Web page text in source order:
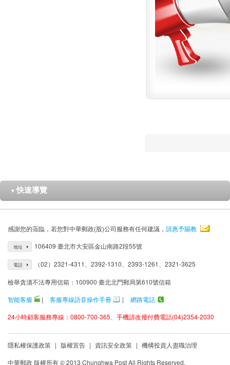
▼ 快速導覽
感謝您的蒞臨，若您對中華郵政(股)公司服務有任何建議， 請惠予賜教
地址 106409 臺北市大安區金山南路2段55號
電話 （02）2321-4311、2392-1310、2393-1261、2321-3625
檢舉貪瀆不法專用信箱：100900 臺北北門郵局第610號信箱
智能客服
| 客服專線語音操作手冊 |
網路電話
24小時顧客服務專線：0800-700-365、手機請改撥付費電話(04)2354-2030
隱私權保護政策 | 版權宣告 | 資訊安全政策 | 機構投資人盡職治理
中華郵政 版權所有 © 2013 Chunghwa Post All Rights Reserved.